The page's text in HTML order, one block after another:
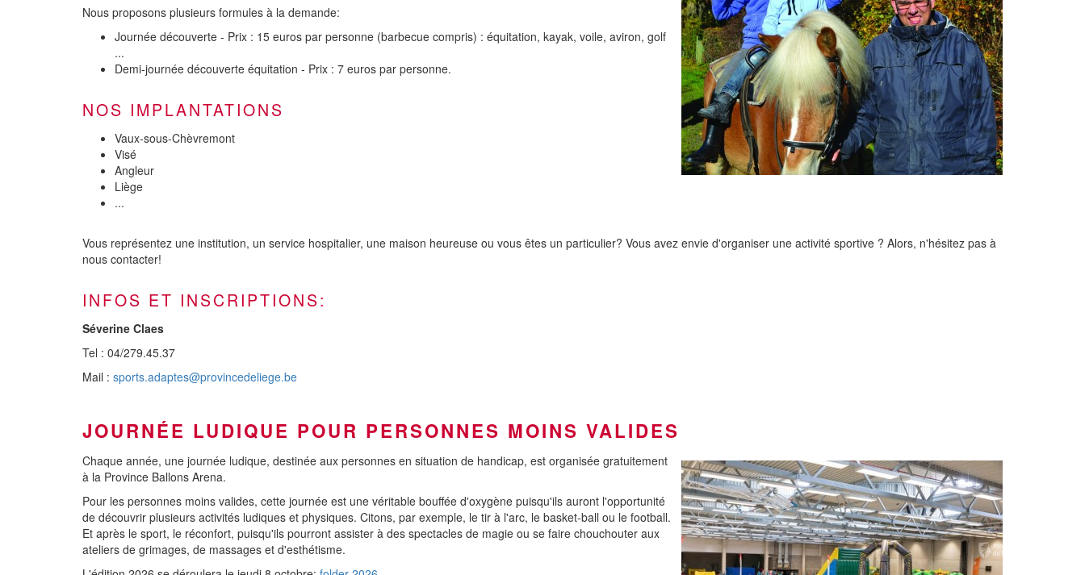
Nous proposons plusieurs formules à la demande:
Journée découverte - Prix : 15 euros par personne (barbecue compris) : équitation, kayak, voile, aviron, golf
...
Demi-journée découverte équitation - Prix : 7 euros par personne.
NOS IMPLANTATIONS
Vaux-sous-Chèvremont
Visé
Angleur
Liège
...
Vous représentez une institution, un service hospitalier, une maison heureuse ou vous êtes un particulier? Vous avez envie d'organiser une activité sportive ? Alors, n'hésitez pas à
nous contacter!
INFOS ET INSCRIPTIONS:
Séverine Claes
Tel : 04/279.45.37
Mail : sports.adaptes@provincedeliege.be
JOURNÉE LUDIQUE POUR PERSONNES MOINS VALIDES
Chaque année, une journée ludique, destinée aux personnes en situation de handicap, est organisée gratuitement
à la Province Ballons Arena.
Pour les personnes moins valides, cette journée est une véritable bouffée d'oxygène puisqu'ils auront l'opportunité
de découvrir plusieurs activités ludiques et physiques. Citons, par exemple, le tir à l'arc, le basket-ball ou le football.
Et après le sport, le réconfort, puisqu'ils pourront assister à des spectacles de magie ou se faire chouchouter aux
ateliers de grimages, de massages et d'esthétisme.